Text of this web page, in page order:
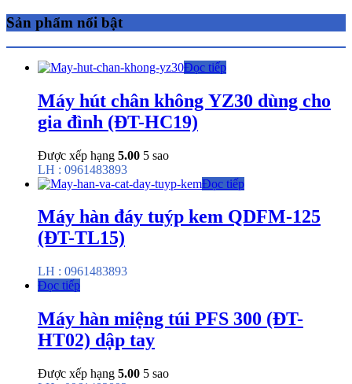
Sản phẩm nổi bật
Đọc tiếp
Máy hút chân không YZ30 dùng cho
gia đình (ĐT-HC19)
Được xếp hạng 5.00 5 sao
LH : 0961483893
Đọc tiếp
Máy hàn đáy tuýp kem QDFM-125
(ĐT-TL15)
LH : 0961483893
Đọc tiếp
Máy hàn miệng túi PFS 300 (ĐT-
HT02) dập tay
Được xếp hạng 5.00 5 sao